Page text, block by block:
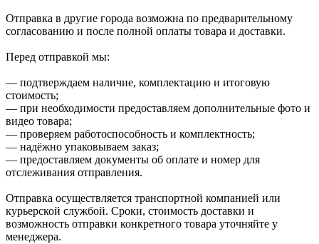
Отправка в другие города возможна по предварительному
согласованию и после полной оплаты товара и доставки.
Перед отправкой мы:
— подтверждаем наличие, комплектацию и итоговую
стоимость;
— при необходимости предоставляем дополнительные фото и
видео товара;
— проверяем работоспособность и комплектность;
— надёжно упаковываем заказ;
— предоставляем документы об оплате и номер для
отслеживания отправления.
Отправка осуществляется транспортной компанией или
курьерской службой. Сроки, стоимость доставки и
возможность отправки конкретного товара уточняйте у
менеджера.